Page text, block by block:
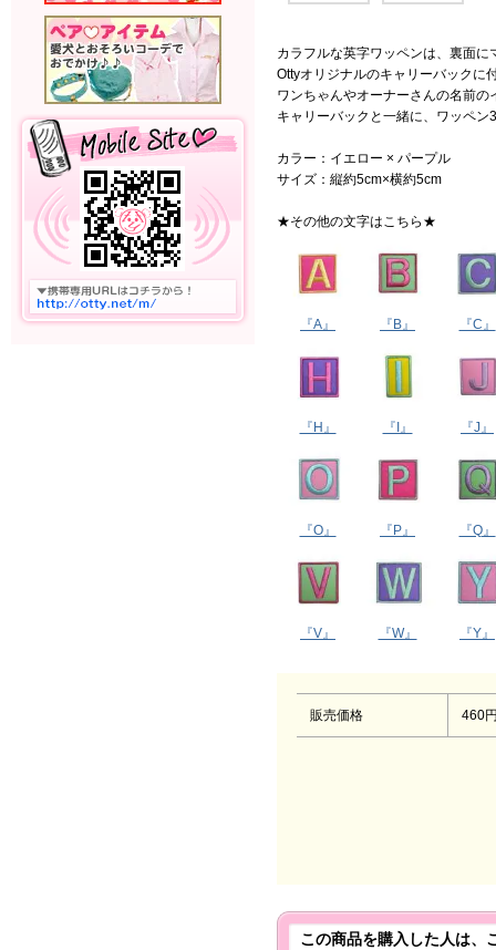
カラフルな英字ワッペンは、裏面
Ottyオリジナルのキャリーバックに
ワンちゃんやオーナーさんの名前
キャリーバックと一緒に、ワッペ
カラー：イエロー × パープル
サイズ：縦約5cm×横約5cm
★その他の文字はこちら★
『A』 『B』 『C』
『H』 『I』 『J』
『O』 『P』 『Q』
『V』 『W』 『Y』
販売価格 460
この商品を購入した人は、